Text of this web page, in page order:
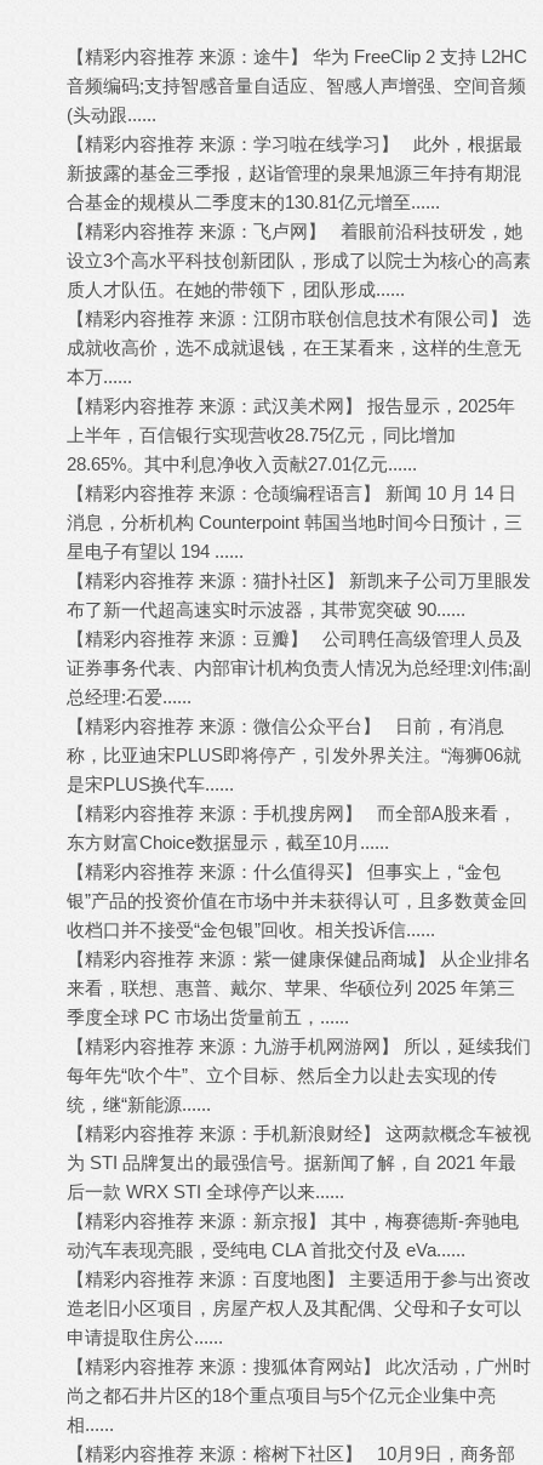
【精彩内容推荐 来源：途牛】 华为 FreeClip 2 支持 L2HC
音频编码;支持智感音量自适应、智感人声增强、空间音频
(头动跟......
【精彩内容推荐 来源：学习啦在线学习】 此外，根据最
新披露的基金三季报，赵诣管理的泉果旭源三年持有期混
合基金的规模从二季度末的130.81亿元增至......
【精彩内容推荐 来源：飞卢网】 着眼前沿科技研发，她
设立3个高水平科技创新团队，形成了以院士为核心的高素
质人才队伍。在她的带领下，团队形成......
【精彩内容推荐 来源：江阴市联创信息技术有限公司】 选
成就收高价，选不成就退钱，在王某看来，这样的生意无
本万......
【精彩内容推荐 来源：武汉美术网】 报告显示，2025年
上半年，百信银行实现营收28.75亿元，同比增加
28.65%。其中利息净收入贡献27.01亿元......
【精彩内容推荐 来源：仓颉编程语言】 新闻 10 月 14 日
消息，分析机构 Counterpoint 韩国当地时间今日预计，三
星电子有望以 194 ......
【精彩内容推荐 来源：猫扑社区】 新凯来子公司万里眼发
布了新一代超高速实时示波器，其带宽突破 90......
【精彩内容推荐 来源：豆瓣】 公司聘任高级管理人员及
证券事务代表、内部审计机构负责人情况为总经理:刘伟;副
总经理:石爱......
【精彩内容推荐 来源：微信公众平台】 日前，有消息
称，比亚迪宋PLUS即将停产，引发外界关注。“海狮06就
是宋PLUS换代车......
【精彩内容推荐 来源：手机搜房网】 而全部A股来看，
东方财富Choice数据显示，截至10月......
【精彩内容推荐 来源：什么值得买】 但事实上，“金包
银”产品的投资价值在市场中并未获得认可，且多数黄金回
收档口并不接受“金包银”回收。相关投诉信......
【精彩内容推荐 来源：紫一健康保健品商城】 从企业排名
来看，联想、惠普、戴尔、苹果、华硕位列 2025 年第三
季度全球 PC 市场出货量前五，......
【精彩内容推荐 来源：九游手机网游网】 所以，延续我们
每年先“吹个牛”、立个目标、然后全力以赴去实现的传
统，继“新能源......
【精彩内容推荐 来源：手机新浪财经】 这两款概念车被视
为 STI 品牌复出的最强信号。据新闻了解，自 2021 年最
后一款 WRX STI 全球停产以来......
【精彩内容推荐 来源：新京报】 其中，梅赛德斯-奔驰电
动汽车表现亮眼，受纯电 CLA 首批交付及 eVa......
【精彩内容推荐 来源：百度地图】 主要适用于参与出资改
造老旧小区项目，房屋产权人及其配偶、父母和子女可以
申请提取住房公......
【精彩内容推荐 来源：搜狐体育网站】 此次活动，广州时
尚之都石井片区的18个重点项目与5个亿元企业集中亮
相......
【精彩内容推荐 来源：榕树下社区】 10月9日，商务部